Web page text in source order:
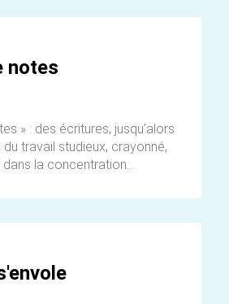
notes
» : des écritures, jusqu’alors
travail studieux, crayonné,
la concentration...